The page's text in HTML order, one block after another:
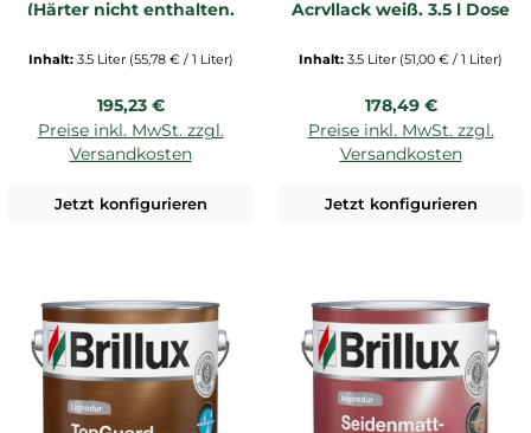
(Härter nicht enthalten,
Inhalt: 3.5 Liter (55,78 € / 1 Liter)
Regulärer Preis:
195,23 €
Preise inkl. MwSt. zzgl.
Versandkosten
Jetzt konfigurieren
Acryllack weiß, 3,5 l Dose
bitte sep. bestellen)
Inhalt: 3.5 Liter (51,00 € / 1 Liter)
Regulärer Preis:
178,49 €
Preise inkl. MwSt. zzgl.
Versandkosten
Jetzt konfigurieren